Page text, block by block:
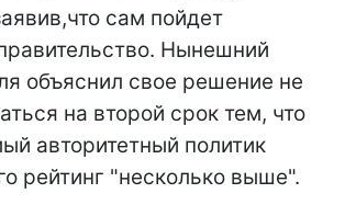
сам пойдет
Нынешний
объяснил свое решение не
на второй срок тем, что
авторитетный политик
рейтинг "несколько выше".